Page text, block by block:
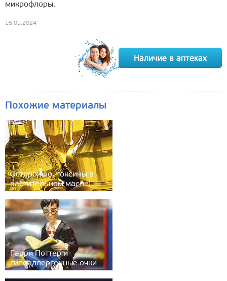
микрофлоры.
15.01.2024
Похожие материалы
Осторожно, токсины в
растительном масле!
Гарри Поттер и
гипоаллергенные очки